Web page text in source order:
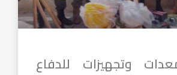
وتجهيزات للدفاع